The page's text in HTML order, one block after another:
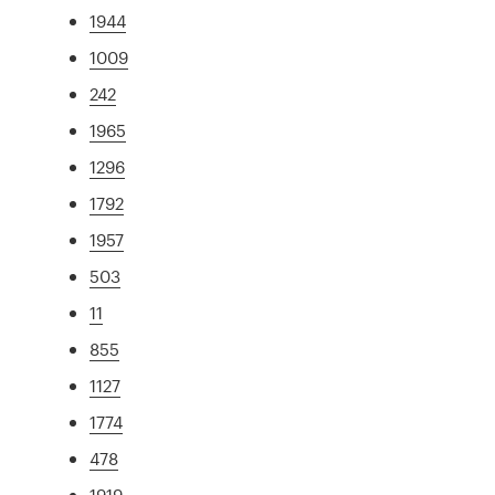
1944
1009
242
1965
1296
1792
1957
503
11
855
1127
1774
478